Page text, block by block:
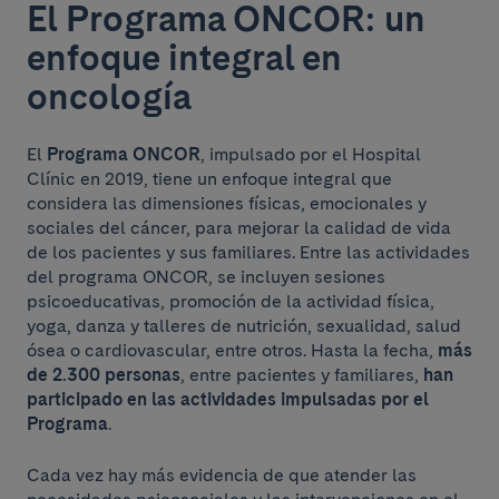
El Programa ONCOR: un
enfoque integral en
oncología
El Programa ONCOR, impulsado por el Hospital
Clínic en 2019, tiene un enfoque integral que
considera las dimensiones físicas, emocionales y
sociales del cáncer, para mejorar la calidad de vida
de los pacientes y sus familiares. Entre las actividades
del programa ONCOR, se incluyen sesiones
psicoeducativas, promoción de la actividad física,
yoga, danza y talleres de nutrición, sexualidad, salud
ósea o cardiovascular, entre otros. Hasta la fecha, más
de 2.300 personas, entre pacientes y familiares, han
participado en las actividades impulsadas por el
Programa.
Cada vez hay más evidencia de que atender las